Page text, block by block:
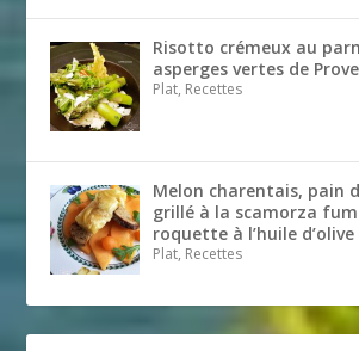
Risotto crémeux au
asperges vertes de
Plat, Recettes
Melon charentais, pain
grillé à la scamorza
roquette à l’huile d’olive
Plat, Recettes